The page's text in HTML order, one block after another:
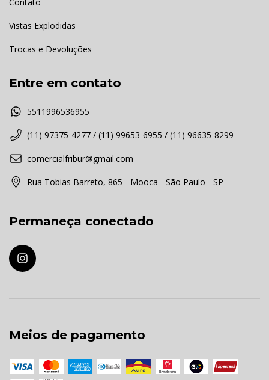
Vistas Explodidas
Trocas e Devoluções
Entre em contato
5511996536955
(11) 97375-4277 / (11) 99653-6955 / (11) 96635-8299
comercialfribur@gmail.com
Rua Tobias Barreto, 865 - Mooca - São Paulo - SP
Permaneça conectado
Meios de pagamento